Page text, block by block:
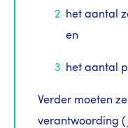
het aantal
en
het aantal
Verder moeten
verantwoording